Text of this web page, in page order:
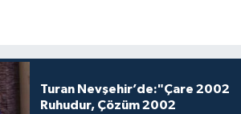
Turan Nevşehir’de:"Çare 2002
Ruhudur, Çözüm 2002